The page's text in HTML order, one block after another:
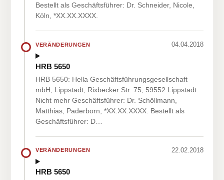
Bestellt als Geschäftsführer: Dr. Schneider, Nicole,
Köln, *XX.XX.XXXX.
VERÄNDERUNGEN 04.04.2018
HRB 5650
HRB 5650: Hella Geschäftsführungsgesellschaft
mbH, Lippstadt, Rixbecker Str. 75, 59552 Lippstadt.
Nicht mehr Geschäftsführer: Dr. Schöllmann,
Matthias, Paderborn, *XX.XX.XXXX. Bestellt als
Geschäftsführer: D…
VERÄNDERUNGEN 22.02.2018
HRB 5650